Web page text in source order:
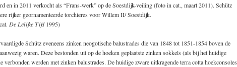
en in 2011 verkocht als “Frans-werk” op de Soestdijk-veiling (foto in cat., maart 2011). Schütz
rijker geornamenteerde torchieres voor Willem II/ Soestdijk.
De Lelijke Tijd1995)
Schütz eveneens zinken neogotische balustrades die van 1848 tot 1851-1854 boven de
waren. Deze bestonden uit op de hoeken geplaatste zinken sokkels (als bij het huidige
verbonden werden met zinken balustrades. De huidige zware uitkragende terra cotta hoekconsoles